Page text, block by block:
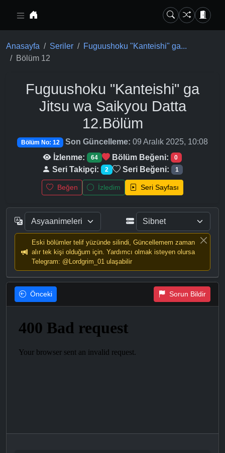
Anasayfa Seriler
Fuguushoku "Kanteishi" ga...
Bölüm 12
Fuguushoku "Kanteishi" ga
Jitsu wa Saikyou Datta
12.Bölüm
Bölüm No: 12 Son Güncelleme: 09 Aralık 2025, 10:08
İzlenme:
64 Bölüm Beğeni: 0
Seri Takipçi: 2 Seri Beğeni: 1
Beğen İzledim Seri Sayfası
Eski bölümler telif yüzünde silindi, Güncellemem zaman
alır tek kişi olduğum için. Yardımcı olmak isteyen olursa
Telegram: @Lordgrim_01 ulaşabilir
Önceki Sorun Bildir